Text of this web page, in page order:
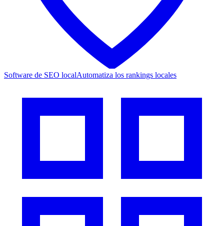
Software de SEO localAutomatiza los rankings locales